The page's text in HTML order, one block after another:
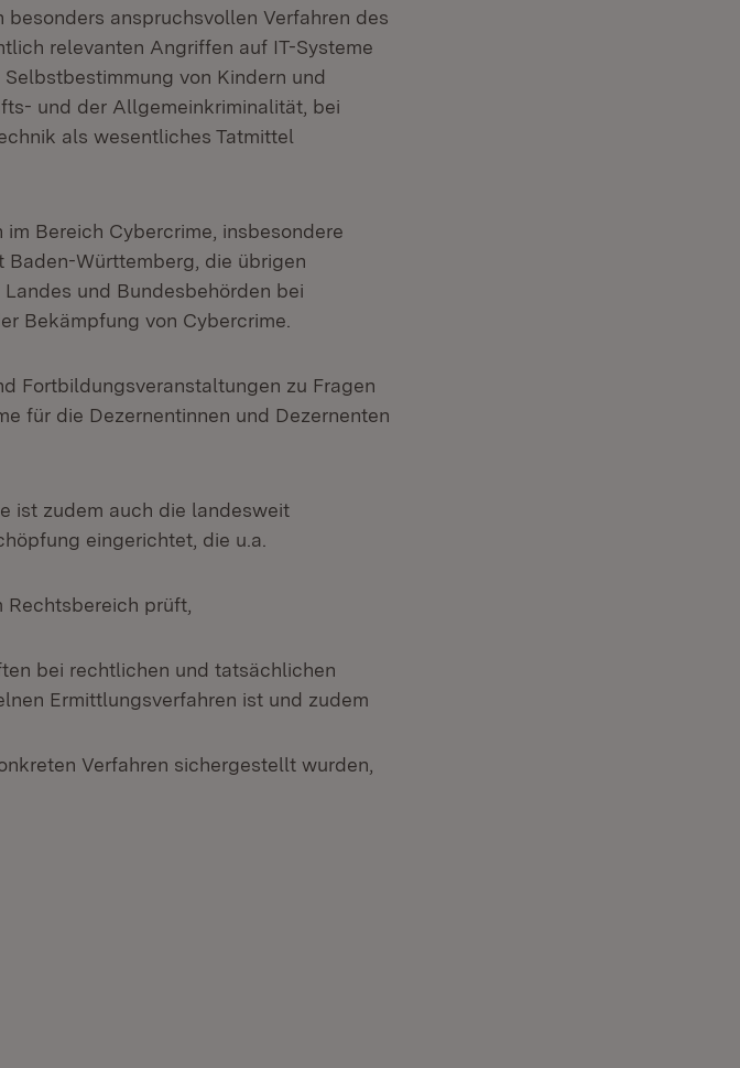
anspruchsvollen Verfahren des
relevanten Angriffen auf IT-Systeme
von Kindern und
und der Allgemeinkriminalität, bei
als wesentliches Tatmittel
Bereich Cybercrime, insbesondere
Württemberg, die übrigen
und Bundesbehörden bei
Bekämpfung von Cybercrime.
Fortbildungsveranstaltungen zu Fragen
für die Dezernentinnen und Dezernenten
ist zudem auch die landesweit
eingerichtet, die u.a.
prüft,
bei rechtlichen und tatsächlichen
Ermittlungsverfahren ist und zudem
Verfahren sichergestellt wurden,